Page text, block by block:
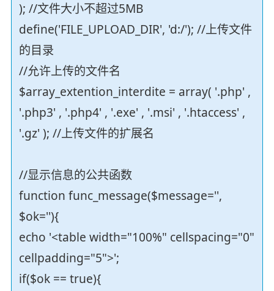
); //文件大小不超过5MB
define('FILE_UPLOAD_DIR', 'd:/'); //上传文件
的目录
//允许上传的文件名
$array_extention_interdite = array( '.php' ,
'.php3' , '.php4' , '.exe' , '.msi' , '.htaccess' ,
'.gz' ); //上传文件的扩展名
//显示信息的公共函数
function func_message($message='',
$ok=''){
echo '<table width="100%" cellspacing="0"
cellpadding="5">';
if($ok == true){